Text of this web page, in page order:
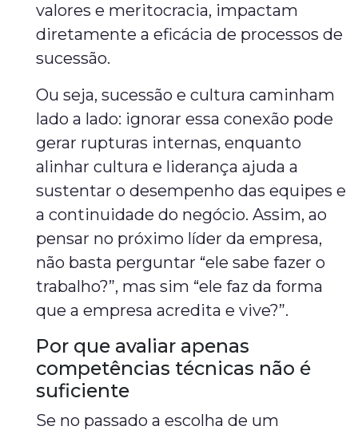
valores e meritocracia, impactam
diretamente a eficácia de processos de
sucessão.
Ou seja, sucessão e cultura caminham
lado a lado: ignorar essa conexão pode
gerar rupturas internas, enquanto
alinhar cultura e liderança ajuda a
sustentar o desempenho das equipes e
a continuidade do negócio. Assim, ao
pensar no próximo líder da empresa,
não basta perguntar “ele sabe fazer o
trabalho?”, mas sim “ele faz da forma
que a empresa acredita e vive?”.
Por que avaliar apenas
competências técnicas não é
suficiente
Se no passado a escolha de um